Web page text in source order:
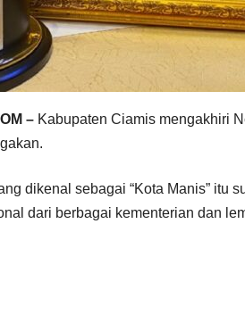
–Kabupaten Ciamis mengakhiri
dikenal sebagai “Kota Manis” itu
dari berbagai kementerian dan